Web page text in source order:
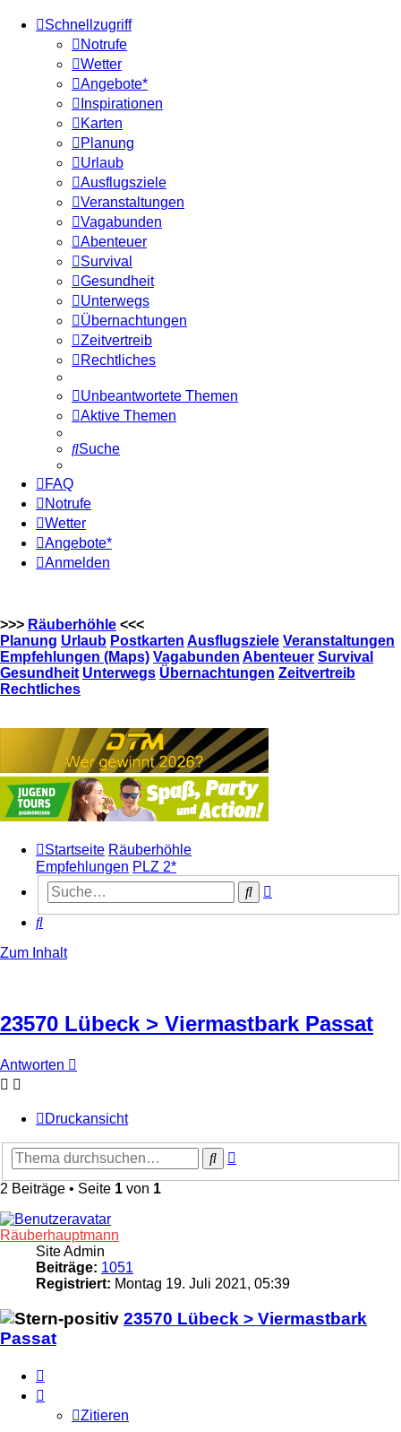
Schnellzugriff
Notrufe
Wetter
Angebote*
Inspirationen
Karten
Planung
Urlaub
Ausflugsziele
Veranstaltungen
Vagabunden
Abenteuer
Survival
Gesundheit
Unterwegs
Übernachtungen
Zeitvertreib
Rechtliches
Unbeantwortete Themen
Aktive Themen
Suche
FAQ
Notrufe
Wetter
Angebote*
Anmelden
>>> Räuberhöhle <<<
Planung Urlaub Postkarten Ausflugsziele Veranstaltungen
Empfehlungen (Maps) Vagabunden Abenteuer Survival
Gesundheit Unterwegs Übernachtungen Zeitvertreib
Rechtliches
Startseite Räuberhöhle
Empfehlungen PLZ 2*
Suche
Suche
Zum Inhalt
23570 Lübeck > Viermastbark Passat
Antworten
Druckansicht
Suche
2 Beiträge • Seite 1 von 1
Räuberhauptmann
Site Admin
Beiträge: 1051
Registriert: Montag 19. Juli 2021, 05:39
23570 Lübeck > Viermastbark
Passat
Zitieren